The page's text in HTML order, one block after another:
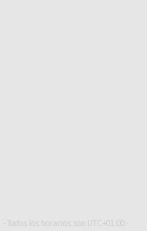
- Todos los horarios son UTC+01:00